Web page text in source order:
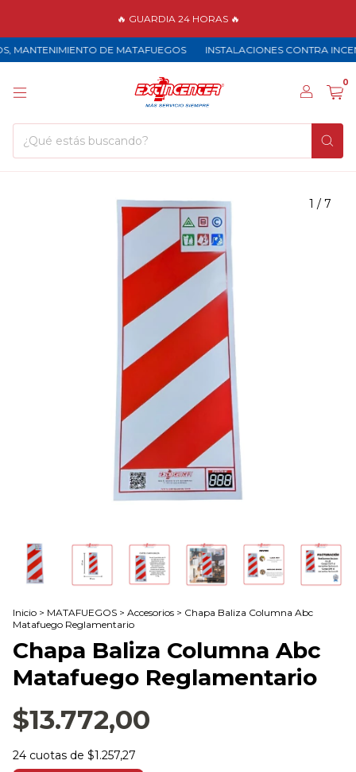
🔥 GUARDIA 24 HORAS 🔥
DE MATAFUEGOS INSTALACIONES CONTRA
0
1 / 7
Inicio > MATAFUEGOS > Accesorios > Chapa Baliza Columna Abc
Matafuego Reglamentario
Chapa Baliza Columna Abc
Matafuego Reglamentario
$13.772,00
24 cuotas de $1.257,27